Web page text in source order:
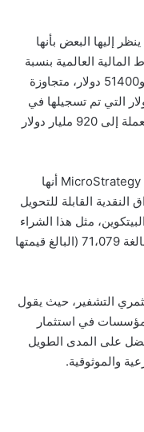
إليها البعض بأنها
العالمية بنسبة
تصل إلى 5.65% لتصل إلى رقم قياسي هو51400 دولار، متجاوزة
القياسية السابقة البالغة 49700 دولار التي تم تسجيلها في
السابق، لتصل القيمة السوقية الإجماليةللعملة إلى 920 مليار دولار
تأتي هذه الخطوة بعد يوم من إعلان شركة MicroStrategy أنها
الأوراق النقدية القابلة للتحويل
مثل هذا الشراء
سيتم اضافته إلى احتياطياته من العملة البالغة 71،079 (البالغ قيمتها
التشفير، حيث يقول
في استثمار
على المدى الطويل
والموثوقية.